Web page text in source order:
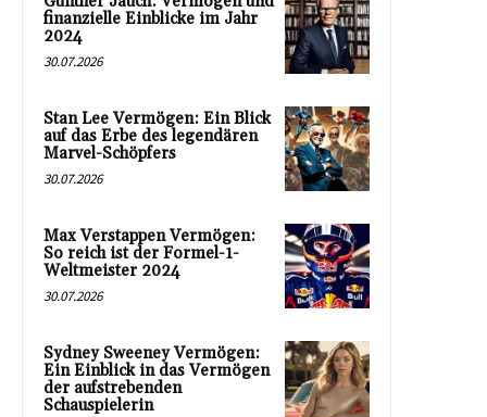
finanzielle Einblicke im Jahr
2024
30.07.2026
Stan Lee Vermögen: Ein Blick
auf das Erbe des legendären
Marvel-Schöpfers
30.07.2026
Max Verstappen Vermögen:
So reich ist der Formel-1-
Weltmeister 2024
30.07.2026
Sydney Sweeney Vermögen:
Ein Einblick in das Vermögen
der aufstrebenden
Schauspielerin